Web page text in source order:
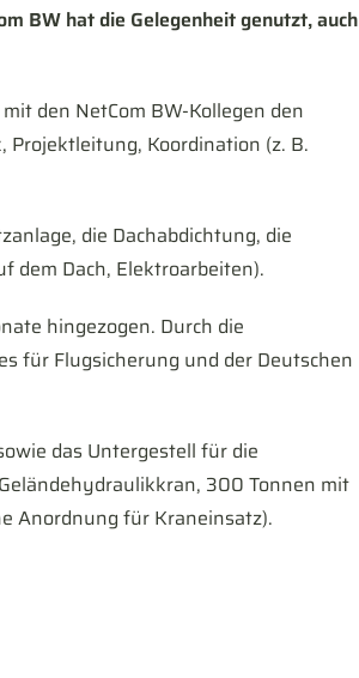
BW hat die Gelegenheit genutzt, auch
den NetCom BW-Kollegen den
Koordination (z. B.
die Dachabdichtung, die
dem Dach, Elektroarbeiten).
hingezogen. Durch die
für Flugsicherung und der Deutschen
das Untergestell für die
300 Tonnen mit
Anordnung für Kraneinsatz).